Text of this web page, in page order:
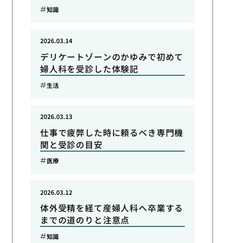
知識
デリケートゾーンのかゆみで初めて
婦人科を受診した体験記
2026.03.14
生活
仕事で疲弊した時に頼るべき専門機
関と受診の目安
2026.03.13
医療
体外受精を経て産婦人科へ卒業する
までの道のりと注意点
2026.03.12
知識